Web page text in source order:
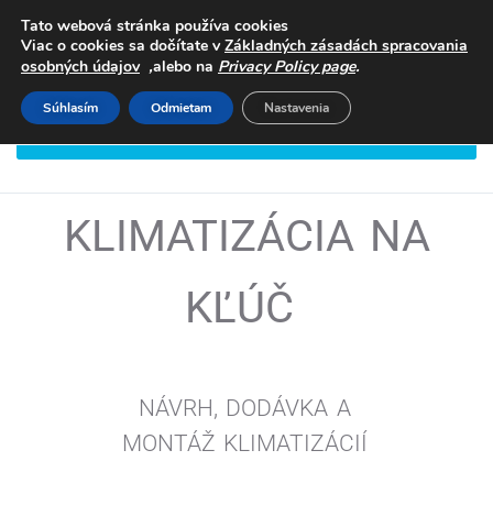
KLIMATIZÁCIA NA
KĽÚČ
NÁVRH, DODÁVKA A
MONTÁŽ KLIMATIZÁCIÍ
Tato webová stránka používa cookies
Viac o cookies sa dočítate vZákladných zásadách spracovania
osobných údajov,alebo na Privacy Policy page.
Súhlasím Odmietam Nastavenia